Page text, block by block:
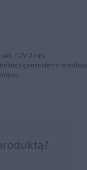
/ UV 2 min.
geriausiems